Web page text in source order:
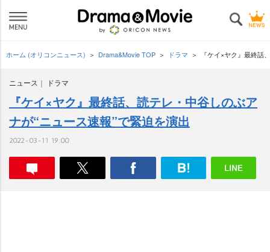
ホーム (オリコンニュース) Drama&Movie TOP ドラマ 『ケイ×ヤク』最終話
ニュース ドラマ
『ケイ×ヤク』最終話、読テレ・中谷しのぶア
ナが“ニュース速報”で緊迫を演出
2022-03-11 19:00